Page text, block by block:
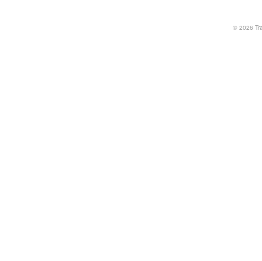
© 2026